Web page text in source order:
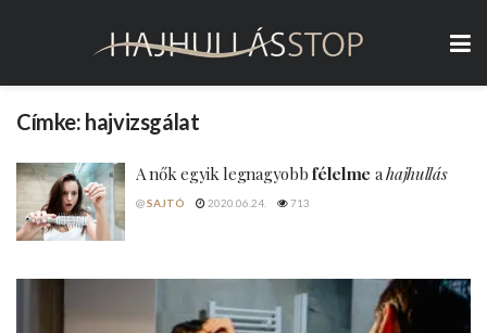
Címke: hajvizsgálat
A nők egyik legnagyobbfélelme ahajhullás
@SAJTÓ 2020.06.24. 713